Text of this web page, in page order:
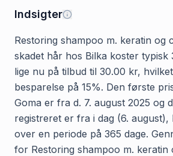
Indsigter
Restoring shampoo m. keratin og
skadet hår hos Bilka koster typisk
lige nu på tilbud til 30.00 kr,
besparelse på 15%. Den første
Goma er fra d. 7. august 2025 og
registreret er fra i dag (6.
over en periode på 365 dage.
for Restoring shampoo m. keratin